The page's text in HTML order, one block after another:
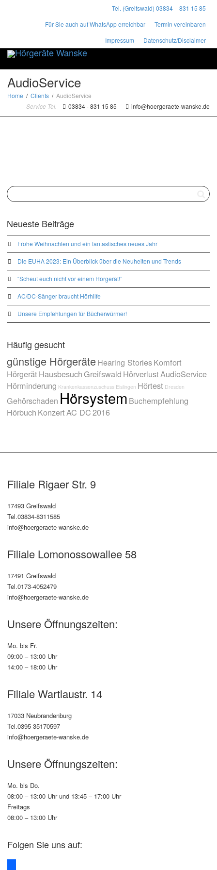
Tel. (Greifswald) 03834 – 831 15 85
Für Sie auch auf WhatsApp erreichbar
Termin vereinbaren
Impressum
Datenschutz/Disclaimer
AudioService
Home Clients
AudioService
Service Tel.
03834 - 831 15 85 info@hoergeraete-wanske.de
Neueste Beiträge
Frohe Weihnachten und ein fantastisches neues Jahr
Die EUHA 2023: Ein Überblick über die Neuheiten und Trends
“Scheut euch nicht vor einem Hörgerät!”
AC/DC-Sänger braucht Hörhilfe
Unsere Empfehlungen für Bücherwürmer!
Häufig gesucht
günstige HörgeräteHearing StoriesKomfort
Hörgerät HausbesuchGreifswald HörverlustAudioService
Hörminderung Krankenkassenzuschuss Eislingen Hörtest Dresden
Gehörschaden Hörsystem Buchempfehlung
Hörbuch KonzertAC DC2016
Filiale Rigaer Str. 9
17493 Greifswald
Tel.03834-8311585
info@hoergeraete-wanske.de
Filiale Lomonossowallee 58
17491 Greifswald
Tel.0173-4052479
info@hoergeraete-wanske.de
Unsere Öffnungszeiten:
Mo. bis Fr.
09:00 – 13:00 Uhr
14:00 – 18:00 Uhr
Filiale Wartlaustr. 14
17033 Neubrandenburg
Tel.0395-35170597
info@hoergeraete-wanske.de
Unsere Öffnungszeiten:
Mo. bis Do.
08:00 – 13:00 Uhr und 13:45 – 17:00 Uhr
Freitags
08:00 – 13:00 Uhr
Folgen Sie uns auf:
facebook